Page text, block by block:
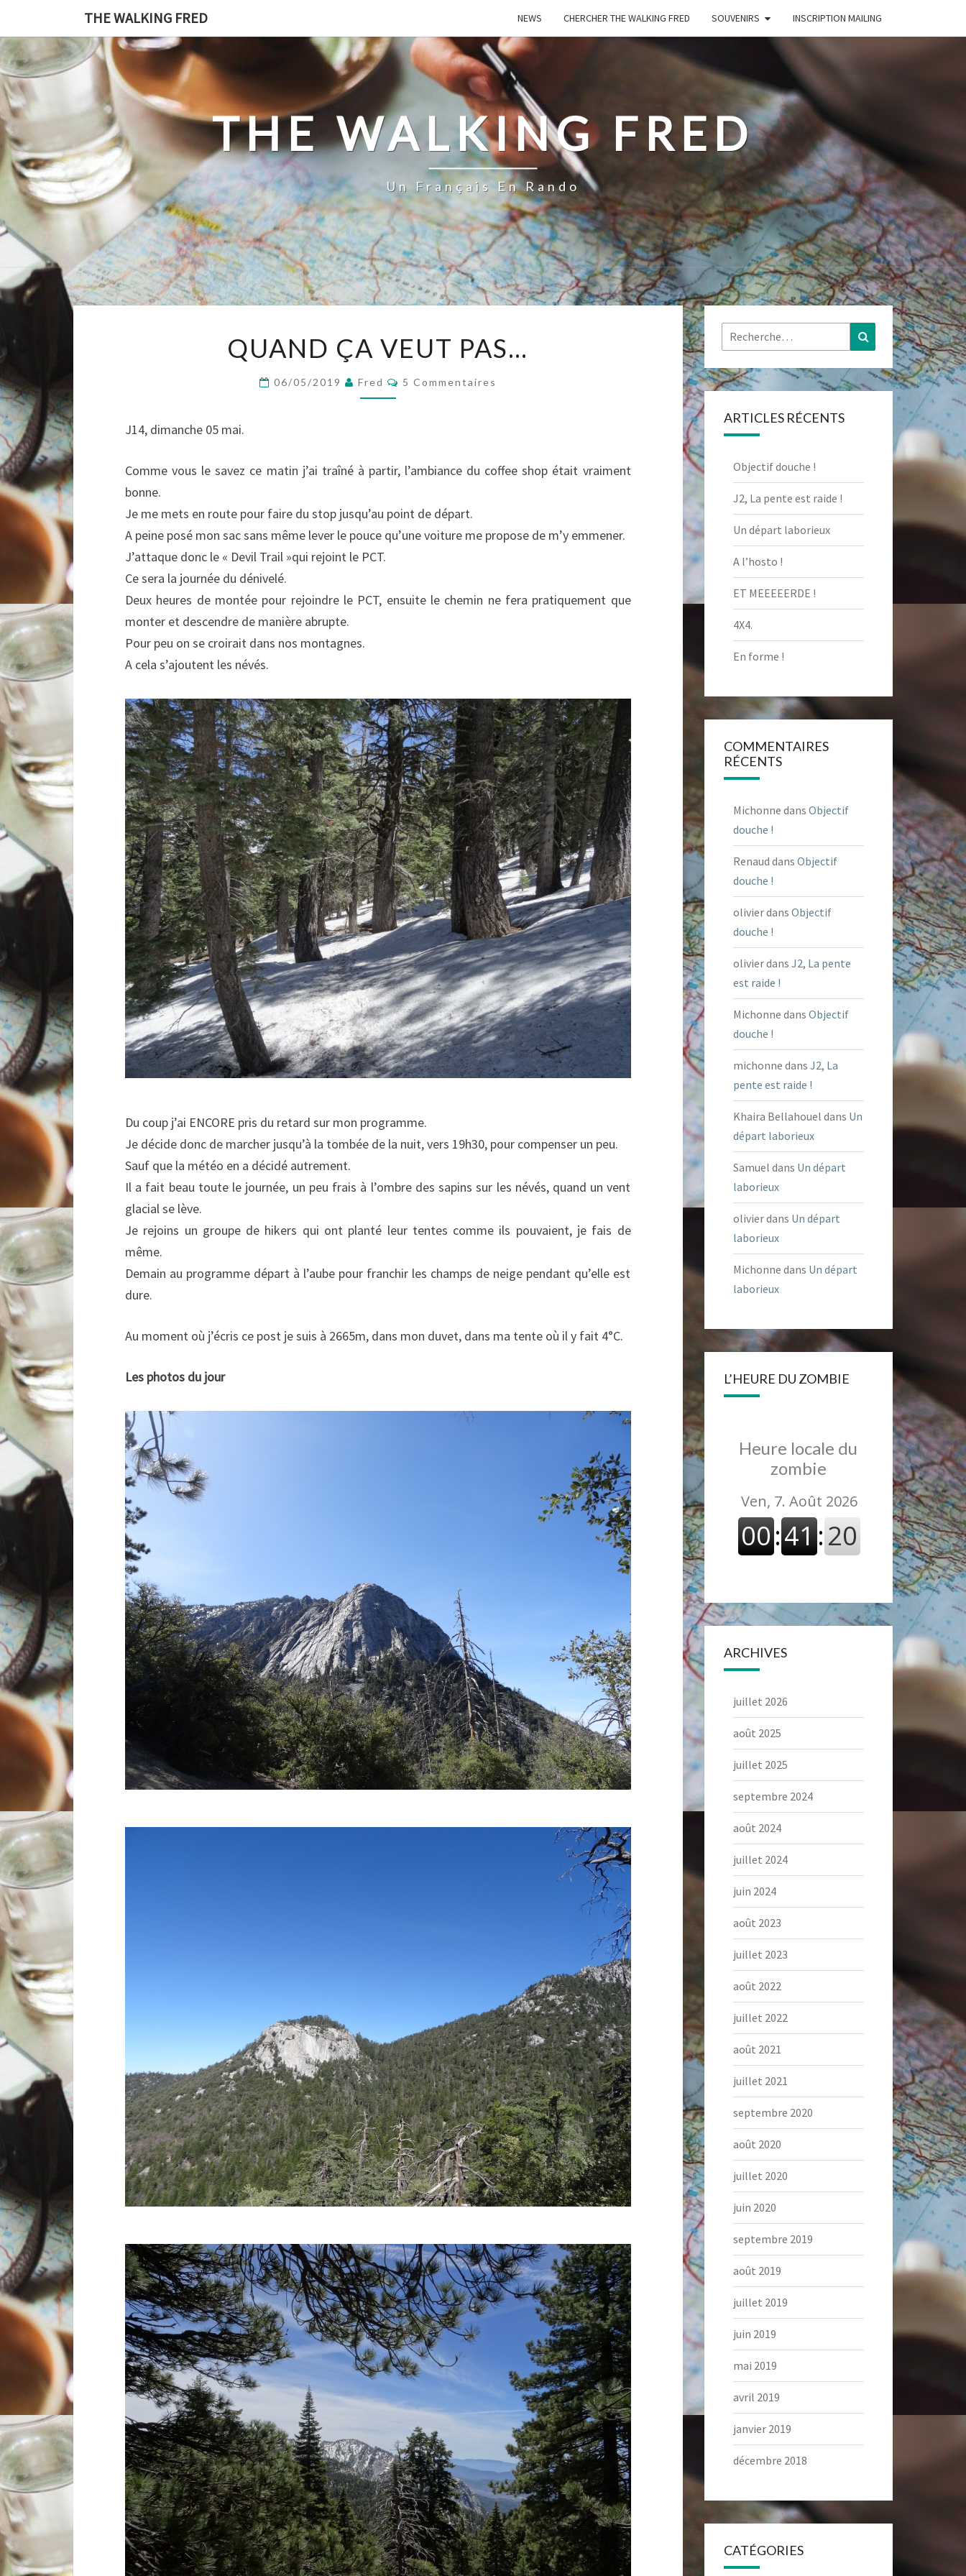
content
THE WALKING FRED NEWS CHERCHER THE WALKING FRED SOUVENIRS INSCRIPTION MAILING
THE WALKING FRED
Un Français En Rando
ÇA
QUAND ÇA VEUT PAS…
06/05/2019 Fred Commentaires
5 Commentaires
J14, dimanche 05 mai.
Comme vous le savez ce matin j’ai traîné à partir, l’ambiance du coffee shop était vraiment
bonne.
Je me mets en route pour faire du stop jusqu’au point de départ.
A peine posé mon sac sans même lever le pouce qu’une voiture me propose de m’y emmener.
J’attaque donc le « Devil Trail »qui rejoint le PCT.
Ce sera la journée du dénivelé.
Deux heures de montée pour rejoindre le PCT, ensuite le chemin ne fera pratiquement que
monter et descendre de manière abrupte.
Pour peu on se croirait dans nos montagnes.
A cela s’ajoutent les névés.
Du coup j’ai ENCORE pris du retard sur mon programme.
Je décide donc de marcher jusqu’à la tombée de la nuit, vers 19h30, pour compenser un peu.
Sauf que la météo en a décidé autrement.
Il a fait beau toute le journée, un peu frais à l’ombre des sapins sur les névés, quand un vent
glacial se lève.
Je rejoins un groupe de hikers qui ont planté leur tentes comme ils pouvaient, je fais de
même.
Demain au programme départ à l’aube pour franchir les champs de neige pendant qu’elle est
dure.
Au moment où j’écris ce post je suis à 2665m, dans mon duvet, dans ma tente où il y fait 4°C.
Les photos du jour
Rechercher : Recherche
ARTICLES RÉCENTS
Objectif douche !
J2, La pente est raide !
Un départ laborieux
A l’hosto !
ET MEEEEERDE !
4X4.
En forme !
COMMENTAIRES
RÉCENTS
Michonne dans Objectif
douche !
Renaud dans Objectif
douche !
olivierdans Objectif
douche !
olivierdans J2, La pente
est raide !
Michonne dans Objectif
douche !
michonne dans J2, La
pente est raide !
Khaira Bellahouel dans Un
départ laborieux
Samuel dans Un départ
laborieux
olivierdans Un départ
laborieux
Michonne dans Un départ
laborieux
L’HEURE DU ZOMBIE
Heure locale du
zombie
ARCHIVES
juillet 2026
août 2025
juillet 2025
septembre 2024
août 2024
juillet 2024
juin 2024
août 2023
juillet 2023
août 2022
juillet 2022
août 2021
juillet 2021
septembre 2020
août 2020
juillet 2020
juin 2020
septembre 2019
août 2019
juillet 2019
juin 2019
mai 2019
avril 2019
janvier 2019
décembre 2018
CATÉGORIES